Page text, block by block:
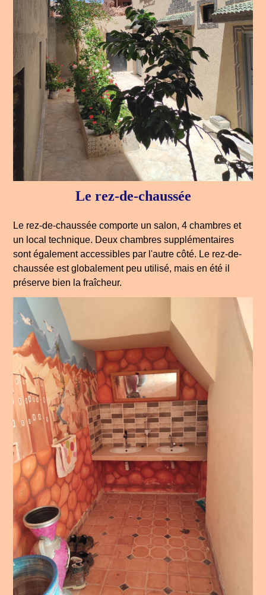
Le rez-de-chaussée
Le rez-de-chaussée comporte un salon, 4 chambres et
un local technique. Deux chambres supplémentaires
sont également accessibles par l'autre côté. Le rez-de-
chaussée est globalement peu utilisé, mais en été il
préserve bien la fraîcheur.